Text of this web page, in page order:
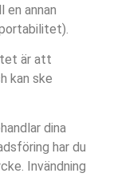
en annan
är att
kan ske
dina
har du
Invändning